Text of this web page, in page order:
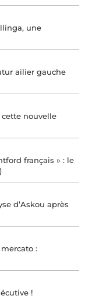
une
ailier gauche
cette nouvelle
français » : le
d’Askou après
:
!